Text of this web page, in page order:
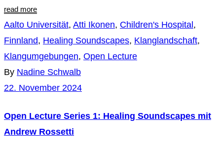
read more
Aalto Universität, Atti Ikonen, Children's Hospital ,
Finnland, Healing Soundscapes, Klanglandschaft,
Klangumgebungen, Open Lecture
By Nadine Schwalb
22. November 2024
Open Lecture Series 1: Healing Soundscapes mit
Andrew Rossetti